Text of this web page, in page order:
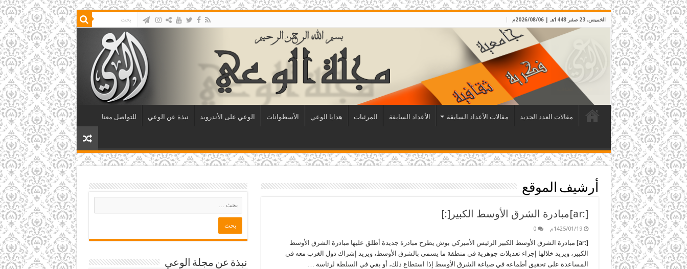
الخميس، 23 صفر 1448هـ | 2026/08/06م
مقالات العدد الجديد مقالات الأعداد السابقة الأعداد السابقة المرئيات هدايا الوعي الأسطوانات الوعي على الأندرويد نبذة عن الوعي للتواصل معنا
أرشيف الموقع
[:ar]مبادرة الشرق الأوسط الكبير[:]
1425/01/19م 0
[:ar] مبادرة الشرق الأوسط الكبير الرئيس الأميركي بوش يطرح مبادرة جديدة أطلق عليها مبادرة الشرق الأوسط
الكبير، ويريد خلالها إجراء تعديلات جوهرية في منطقة ما يسمى بالشرق الأوسط، ويريد إشراك دول الغرب معه في
المساعدة على تحقيق أطماعه في صياغة الشرق الأوسط إذا استطاع ذلك، أو بقي في السلطة لرئاسة …
نبذة عن مجلة الوعي